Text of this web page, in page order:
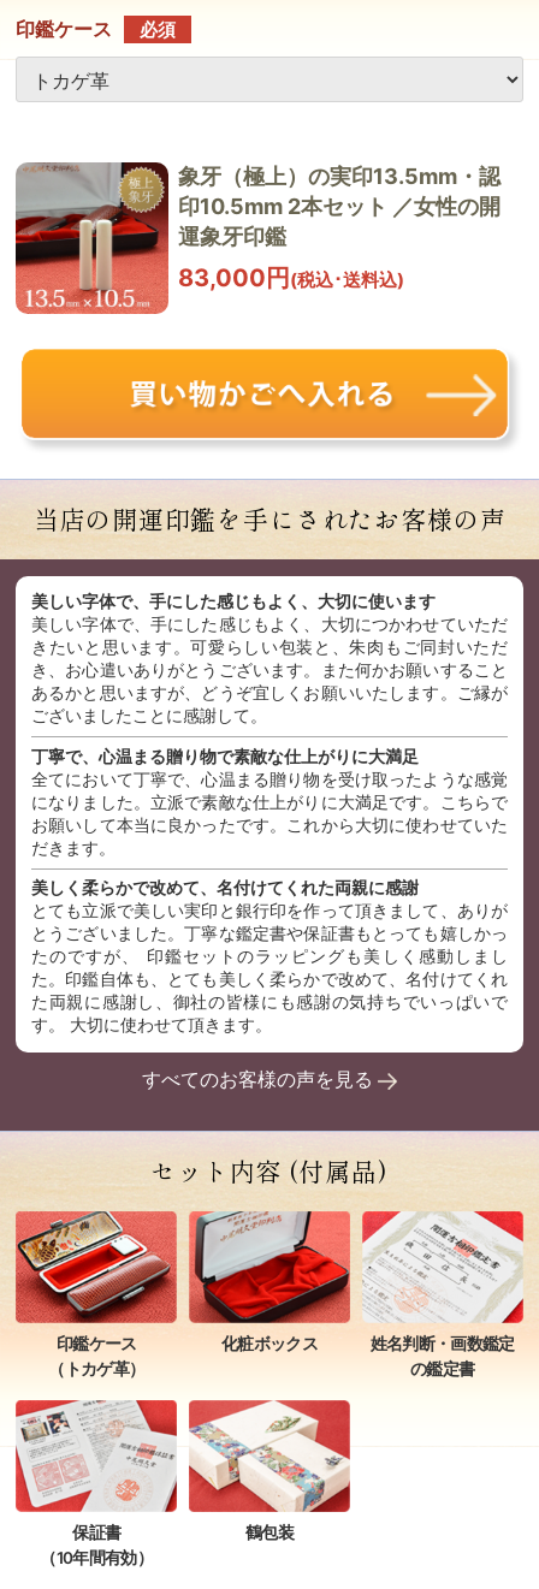
印鑑ケース 必須
象牙（極上）の実印13.5mm・認
印10.5mm 2本セット ／女性の開
運象牙印鑑
83,000円 (税込･送料込)
当店の開運印鑑を手にされた お客様の声
美しい字体で、手にした感じもよく、大切に使います
美しい字体で、手にした感じもよく、大切につかわせていただ
きたいと思います。可愛らしい包装と、朱肉もご同封いただ
き、お心遣いありがとうございます。また何かお願いすること
あるかと思いますが、どうぞ宜しくお願いいたします。ご縁が
ございましたことに感謝して。
丁寧で、心温まる贈り物で素敵な仕上がりに大満足
全てにおいて丁寧で、心温まる贈り物を受け取ったような感覚
になりました。立派で素敵な仕上がりに大満足です。こちらで
お願いして本当に良かったです。これから大切に使わせていた
だきます。
美しく柔らかで改めて、名付けてくれた両親に感謝
とても立派で美しい実印と銀行印を作って頂きまして、ありが
とうございました。丁寧な鑑定書や保証書もとっても嬉しかっ
たのですが、 印鑑セットのラッピングも美しく感動しまし
た。印鑑自体も、とても美しく柔らかで改めて、名付けてくれ
た両親に感謝し、御社の皆様にも感謝の気持ちでいっぱいで
す。 大切に使わせて頂きます。
すべてのお客様の声を見る
セット内容 (付属品)
印鑑ケース
（トカゲ革）
化粧ボックス
姓名判断・画数鑑定
の鑑定書
保証書
（10年間有効）
鶴包装